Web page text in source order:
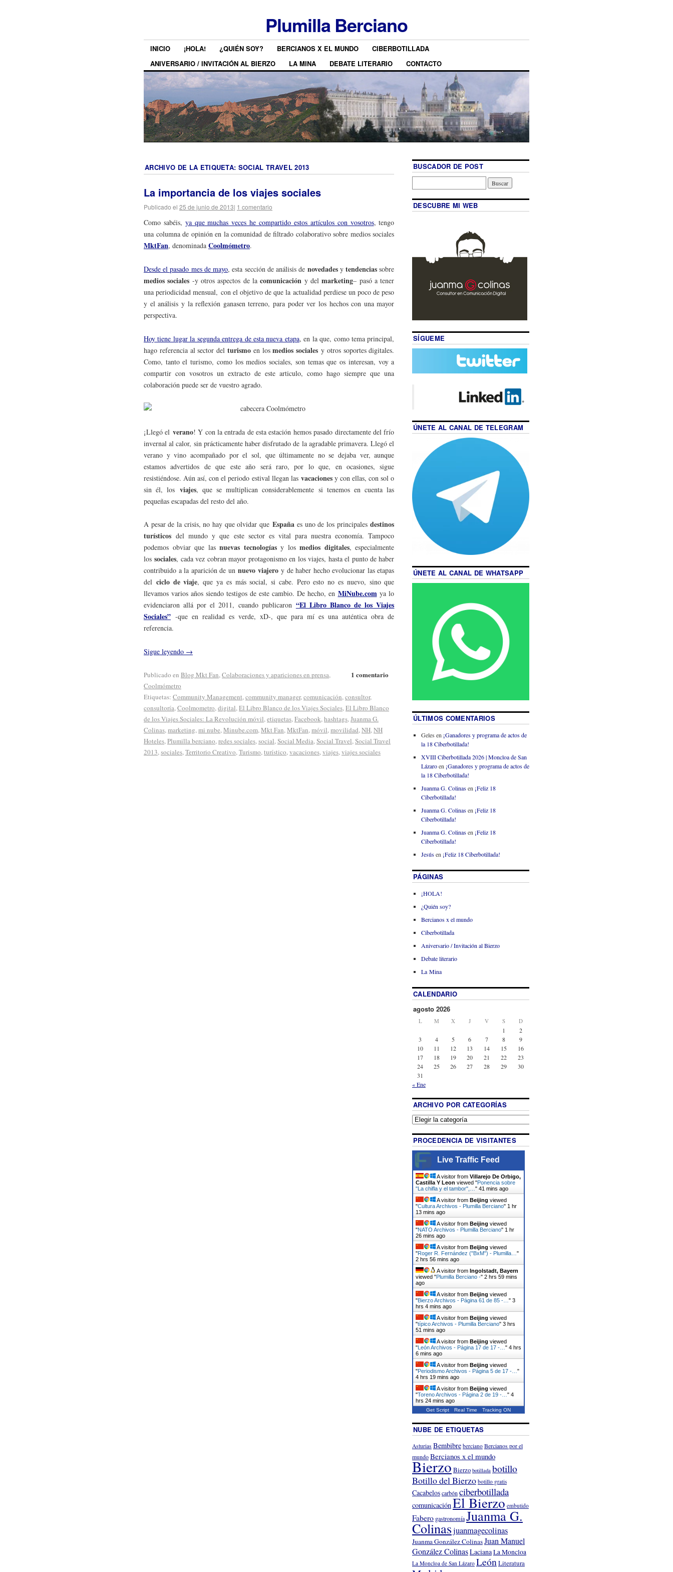
Plumilla Berciano
INICIO ¡HOLA! ¿QUIÉN SOY? BERCIANOS X EL MUNDO
CIBERBOTILLADA
ANIVERSARIO / INVITACIÓN AL BIERZO
LA MINA DEBATE LITERARIO CONTACTO
ARCHIVO DE LA ETIQUETA: SOCIAL TRAVEL 2013
La importancia de los viajes sociales
Publicado el 25 de junio de 2013| 1 comentario
Como sabéis, ya que muchas veces he compartido estos artículos con vosotros, tengo
una columna de opinión en la comunidad de filtrado colaborativo sobre medios sociales
MktFan, denominada Coolmómetro.
Desde el pasado mes de mayo, esta sección de análisis de novedadesytendencias sobre
medios sociales -y otros aspectos de lacomunicación y delmarketing– pasó a tener
una periodicidad mensual, con el objetivo de que la actualidad perdiese un poco de peso
y el análisis y la reflexión ganasen terreno, para poder ver los hechos con una mayor
perspectiva.
Hoy tiene lugar la segunda entrega de esta nueva etapa, en la que, como tema principal,
hago referencia al sector delturismo en losmedios socialesy otros soportes digitales.
Como, tanto el turismo, como los medios sociales, son temas que os interesan, voy a
compartir con vosotros un extracto de este articulo, como hago siempre que una
colaboración puede ser de vuestro agrado.
¡Llegó el verano! Y con la entrada de esta estación hemos pasado directamente del frío
invernal al calor, sin prácticamente haber disfrutado de la agradable primavera. Llegó el
verano y vino acompañado por el sol, que últimamente no se dejaba ver, aunque
estamos advertidos de que este año será raro, por lo que, en ocasiones, sigue
resistiéndose. Aún así, con el periodo estival llegan las vacacionesy con ellas, con sol o
sin él, los viajes, que se multiplican considerablemente si tenemos en cuenta las
pequeñas escapadas del resto del año.
A pesar de la crisis, no hay que olvidar que Españaes uno de los principalesdestinos
turísticos del mundo y que este sector es vital para nuestra economía. Tampoco
podemos obviar que lasnuevas tecnologíasy losmedios digitales, especialmente
lossociales, cada vez cobran mayor protagonismo en los viajes, hasta el punto de haber
contribuido a la aparición de unnuevo viajeroy de haber hecho evolucionar las etapas
del ciclo de viaje, que ya es más social, si cabe. Pero esto no es nuevo, sino que
llevamos varios años siendo testigos de este cambio. De hecho, en MiNube.comya lo
evidenciaron allá por el 2011, cuando publicaron “El Libro Blanco de los Viajes
Sociales” -que en realidad es verde, xD-, que para mí es una auténtica obra de
referencia.
Sigue leyendo →
1 comentario
Publicado en Blog Mkt Fan,Colaboraciones y apariciones en prensa,
Coolmómetro
Etiquetas: Community Management,community manager,comunicación,consultor,
consultoría,Coolmometro,digital,El Libro Blanco de los Viajes Sociales,El Libro Blanco
de los Viajes Sociales: La Revolución móvil,etiquetas,Facebook,hashtags,Juanma G.
Colinas,marketing,mi nube,Minube.com,Mkt Fan,MktFan,móvil,movilidad,NH,NH
Hoteles,Plumilla berciano,redes sociales,social,Social Media,Social Travel,Social Travel
2013,sociales,Territorio Creativo,Turismo,turístico,vacaciones,viajes,viajes sociales
BUSCADOR DE POST
DESCUBRE MI WEB
SÍGUEME
ÚNETE AL CANAL DE TELEGRAM
ÚNETE AL CANAL DE WHATSAPP
ÚLTIMOS COMENTARIOS
Geles en ¡Ganadores y programa de actos de
la 18 Ciberbotillada!
XVIII Ciberbotillada 2026 | Moncloa de San
Lázaroen ¡Ganadores y programa de actos de
la 18 Ciberbotillada!
Juanma G. Colinasen ¡Feliz 18
Ciberbotillada!
Juanma G. Colinasen ¡Feliz 18
Ciberbotillada!
Juanma G. Colinasen ¡Feliz 18
Ciberbotillada!
Jesúsen ¡Feliz 18 Ciberbotillada!
PÁGINAS
¡HOLA!
¿Quién soy?
Bercianos x el mundo
Ciberbotillada
Aniversario / Invitación al Bierzo
Debate literario
La Mina
CALENDARIO
agosto 2026
L M X J V S D
1
2
3
4 5 6 7 8
9
10
11 12 13 14 15
16
17
18 19 20 21 22
23
24
25 26 27 28 29
30
31
« Ene
ARCHIVO POR CATEGORÍAS
PROCEDENCIA DE VISITANTES
Live Traffic Feed
A visitor from Villarejo De Orbigo,
Castilla Y Leon viewed "Ponencia sobre
"La chifla y el tambor",… " 41 mins ago
A visitor from Beijing viewed
"Cultura Archivos - Plumilla Berciano" 1 hr
13 mins ago
A visitor from Beijing viewed
"NATO Archivos - Plumilla Berciano" 1 hr
26 mins ago
A visitor from Beijing viewed
"Roger R. Fernández ("BxM") - Plumilla… "
2 hrs 56 mins ago
A visitor from Ingolstadt, Bayern
viewed "Plumilla Berciano -" 2 hrs 59 mins
ago
A visitor from Beijing viewed
"Bierzo Archivos - Página 61 de 85 -… " 3
hrs 4 mins ago
A visitor from Beijing viewed
"típico Archivos - Plumilla Berciano" 3 hrs
51 mins ago
A visitor from Beijing viewed
"León Archivos - Página 17 de 17 -… " 4 hrs
6 mins ago
A visitor from Beijing viewed
"Periodismo Archivos - Página 5 de 17 -… "
4 hrs 19 mins ago
A visitor from Beijing viewed
"Toreno Archivos - Página 2 de 19 -… " 4
hrs 24 mins ago
Get Script Real Time Tracking ON
NUBE DE ETIQUETAS
Asturias Bembibre berciano Bercianos por el
mundoBercianos x el mundo
BierzoBierzo botillada botillo
Botillo del Bierzo botillo gratis
Cacabeloscarbón ciberbotillada
comunicaciónEl Bierzo embutido
Fabero gastronomíaJuanma G.
Colinasjuanmagecolinas
Juanma González ColinasJuan Manuel
González ColinasLacianaLa Moncloa
La Moncloa de San Lázaro LeónLiteratura